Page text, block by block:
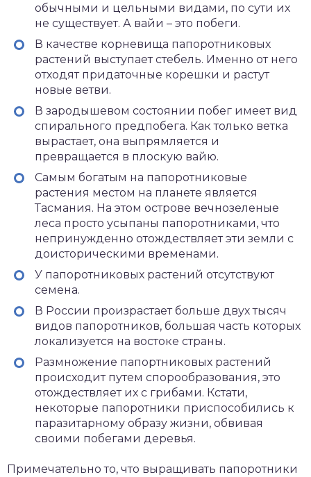
обычными и цельными видами, по сути их
не существует. А вайи – это побеги.
В качестве корневища папоротниковых
растений выступает стебель. Именно от него
отходят придаточные корешки и растут
новые ветви.
В зародышевом состоянии побег имеет вид
спирального предпобега. Как только ветка
вырастает, она выпрямляется и
превращается в плоскую вайю.
Самым богатым на папоротниковые
растения местом на планете является
Тасмания. На этом острове вечнозеленые
леса просто усыпаны папоротниками, что
непринужденно отождествляет эти земли с
доисторическими временами.
У папоротниковых растений отсутствуют
семена.
В России произрастает больше двух тысяч
видов папоротников, большая часть которых
локализуется на востоке страны.
Размножение папортниковых растений
происходит путем спорообразования, это
отождествляет их с грибами. Кстати,
некоторые папоротники приспособились к
паразитарному образу жизни, обвивая
своими побегами деревья.
Примечательно то, что выращивать папоротники